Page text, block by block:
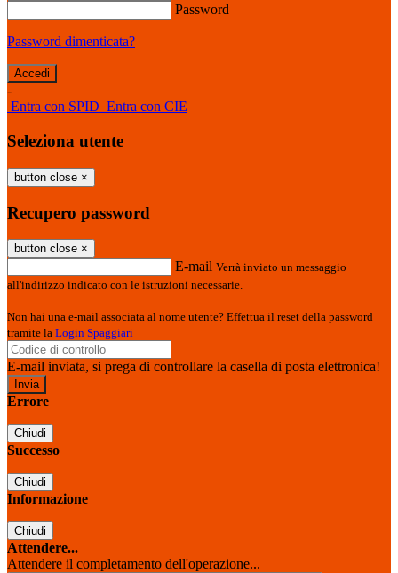
Password
Password dimenticata?
-
Entra con SPID Entra con CIE
Seleziona utente
button close ×
Recupero password
button close ×
E-mail Verrà inviato un messaggio
all'indirizzo indicato con le istruzioni necessarie.
Non hai una e-mail associata al nome utente? Effettua il reset della password
tramite la Login Spaggiari
E-mail inviata, si prega di controllare la casella di posta elettronica!
Errore
Chiudi
Successo
Chiudi
Informazione
Chiudi
Attendere...
Attendere il completamento dell'operazione...